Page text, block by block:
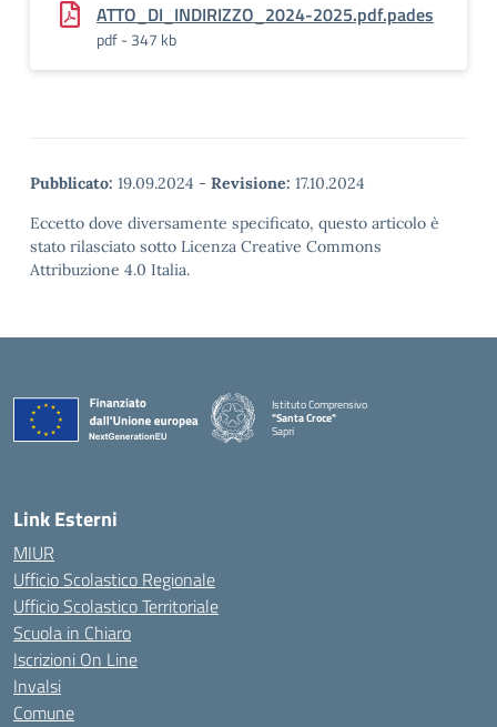
ATTO_DI_INDIRIZZO_2024-2025.pdf.pades
pdf - 347 kb
Pubblicato: 19.09.2024 - Revisione: 17.10.2024
Eccetto dove diversamente specificato, questo articolo è
stato rilasciato sotto Licenza Creative Commons
Attribuzione 4.0 Italia.
Istituto Comprensivo
"Santa Croce"
Sapri
— Visita la pagina iniziale della scuola
Link Esterni
MIUR
Ufficio Scolastico Regionale
Ufficio Scolastico Territoriale
Scuola in Chiaro
Iscrizioni On Line
Invalsi
Comune